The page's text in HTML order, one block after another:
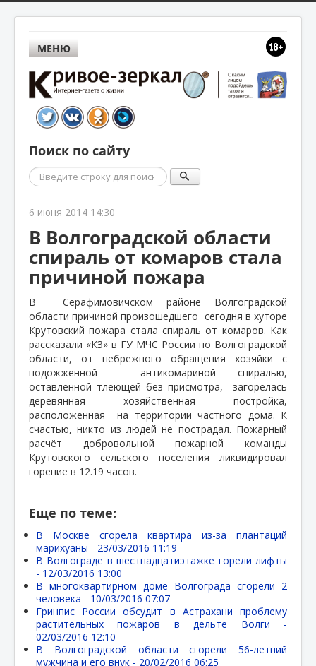
МЕНЮ
Поиск по сайту
Поиск
6 июня 2014 14:30
В Волгоградской области
спираль от комаров стала
причиной пожара
В
Серафимовичском районе Волгоградской
области причиной произошедшего сегодня в хуторе
Крутовский пожара стала спираль от комаров. Как
рассказали «КЗ» в ГУ МЧС России по Волгоградской
области, от небрежного обращения хозяйки с
подожженной
антикомариной спиралью,
оставленной тлеющей без присмотра,
загорелась
деревянная хозяйственная постройка,
расположенная
на территории частного дома. К
счастью, никто из людей не пострадал. Пожарный
расчёт добровольной пожарной команды
Крутовского сельского поселения ликвидировал
горение в 12.19 часов.
Еще по теме:
В Москве сгорела квартира из-за плантаций
марихуаны - 23/03/2016 11:19
В Волгограде в шестнадцатиэтажке горели лифты
- 12/03/2016 13:00
В многоквартирном доме Волгограда сгорели 2
человека - 10/03/2016 07:07
Гринпис России обсудит в Астрахани проблему
растительных пожаров в дельте Волги -
02/03/2016 12:10
В Волгоградской области сгорели 56-летний
мужчина и его внук - 20/02/2016 06:25